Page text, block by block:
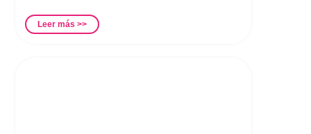
Leer más >>